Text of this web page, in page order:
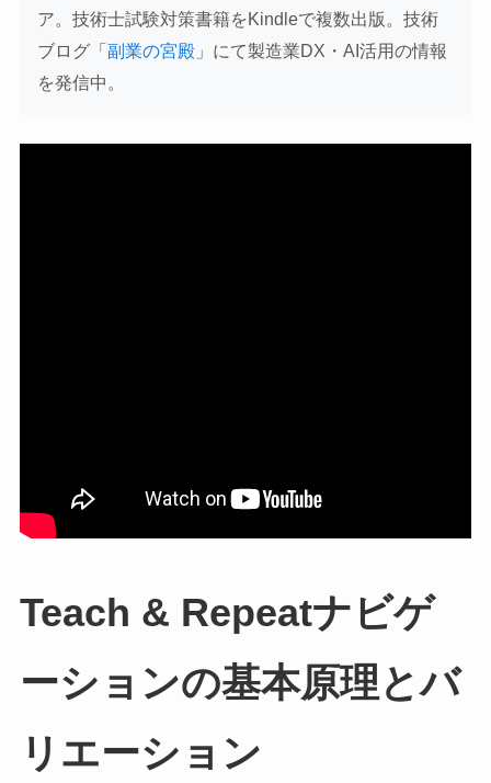
ア。技術士試験対策書籍をKindleで複数出版。技術
ブログ「副業の宮殿 」にて製造業DX・AI活用の情報
を発信中。
Teach & Repeatナビゲ
ーションの基本原理とバ
リエーション